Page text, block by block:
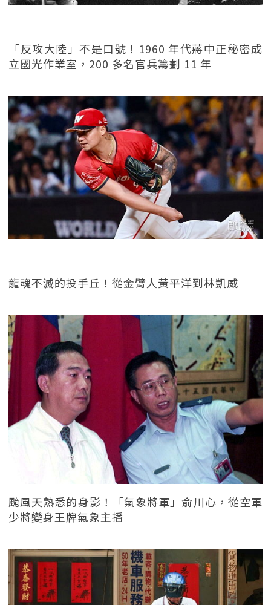
「反攻大陸」不是口號！1960 年代蔣中正秘密成
立國光作業室，200 多名官兵籌劃 11 年
龍魂不滅的投手丘！從金臂人黃平洋到林凱威
颱風天熟悉的身影！「氣象將軍」俞川心，從空軍
少將變身王牌氣象主播